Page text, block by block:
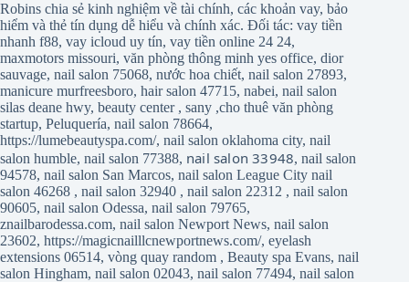
Robins chia sẻ kinh nghiệm về tài chính, các khoản vay, bảo
hiểm và thẻ tín dụng dễ hiểu và chính xác. Đối tác: vay tiền
nhanh f88, vay icloud uy tín, vay tiền online 24 24,
maxmotors missouri, văn phòng thông minh yes office, dior
sauvage, nail salon 75068, nước hoa chiết, nail salon 27893,
manicure murfreesboro, hair salon 47715, nabei, nail salon
silas deane hwy, beauty center, sany ,cho thuê văn phòng
startup, Peluquería, nail salon 78664,
https://lumebeautyspa.com/, nail salon oklahoma city, nail
salon humble, nail salon 77388, nail salon 33948,nail salon
94578, nail salon San Marcos, nail salon League City nail
salon 46268 , nail salon 32940 , nail salon 22312 , nail salon
90605, nail salon Odessa, nail salon 79765,
znailbarodessa.com, nail salon Newport News, nail salon
23602, https://magicnailllcnewportnews.com/, eyelash
extensions 06514, vòng quay random , Beauty spa Evans, nail
salon Hingham, nail salon 02043, nail salon 77494, nail salon